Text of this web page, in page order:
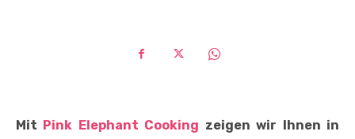
Mit Pink Elephant Cooking zeigen wir Ihnen in